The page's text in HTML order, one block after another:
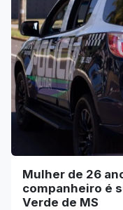
Mulher de 26
companheiro é
Verde de MS